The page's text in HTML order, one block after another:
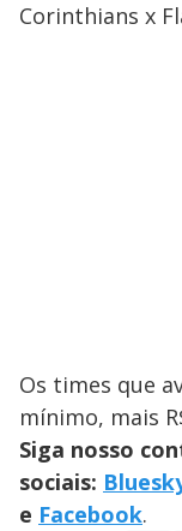
Corinthians x
Os times que
mínimo, mais
Siga nosso
sociais:
e Facebook.